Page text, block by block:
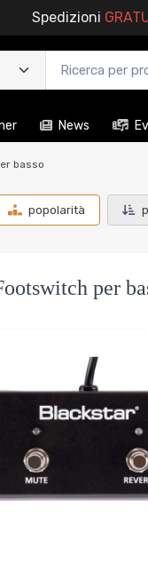
Spedizioni
News
basso
popolarità
per